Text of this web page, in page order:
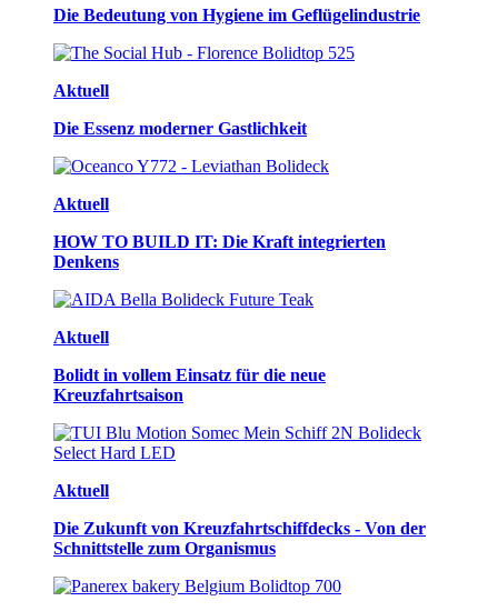
Die Bedeutung von Hygiene im Geflügelindustrie
Aktuell
Die Essenz moderner Gastlichkeit
Aktuell
HOW TO BUILD IT: Die Kraft integrierten
Denkens
Aktuell
Bolidt in vollem Einsatz für die neue
Kreuzfahrtsaison
Aktuell
Die Zukunft von Kreuzfahrtschiffdecks - Von der
Schnittstelle zum Organismus